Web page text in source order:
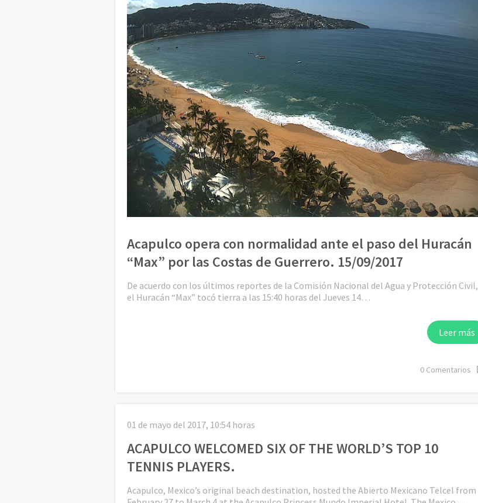
Acapulco opera con normalidad ante el paso del Huracán
“Max” por las Costas de Guerrero. 15/09/2017
De acuerdo con los últimos reportes de la Comisión Nacional del Agua y Protección Civil,
el Huracán “Max” tocó tierra a las 15:40 horas del Jueves 14…
Leer más
0 Comentarios
01 de mayo del 2017, 10:54 horas
ACAPULCO WELCOMED SIX OF THE WORLD’S TOP 10
TENNIS PLAYERS.
Acapulco, Mexico’s original beach destination, hosted the Abierto Mexicano Telcel from